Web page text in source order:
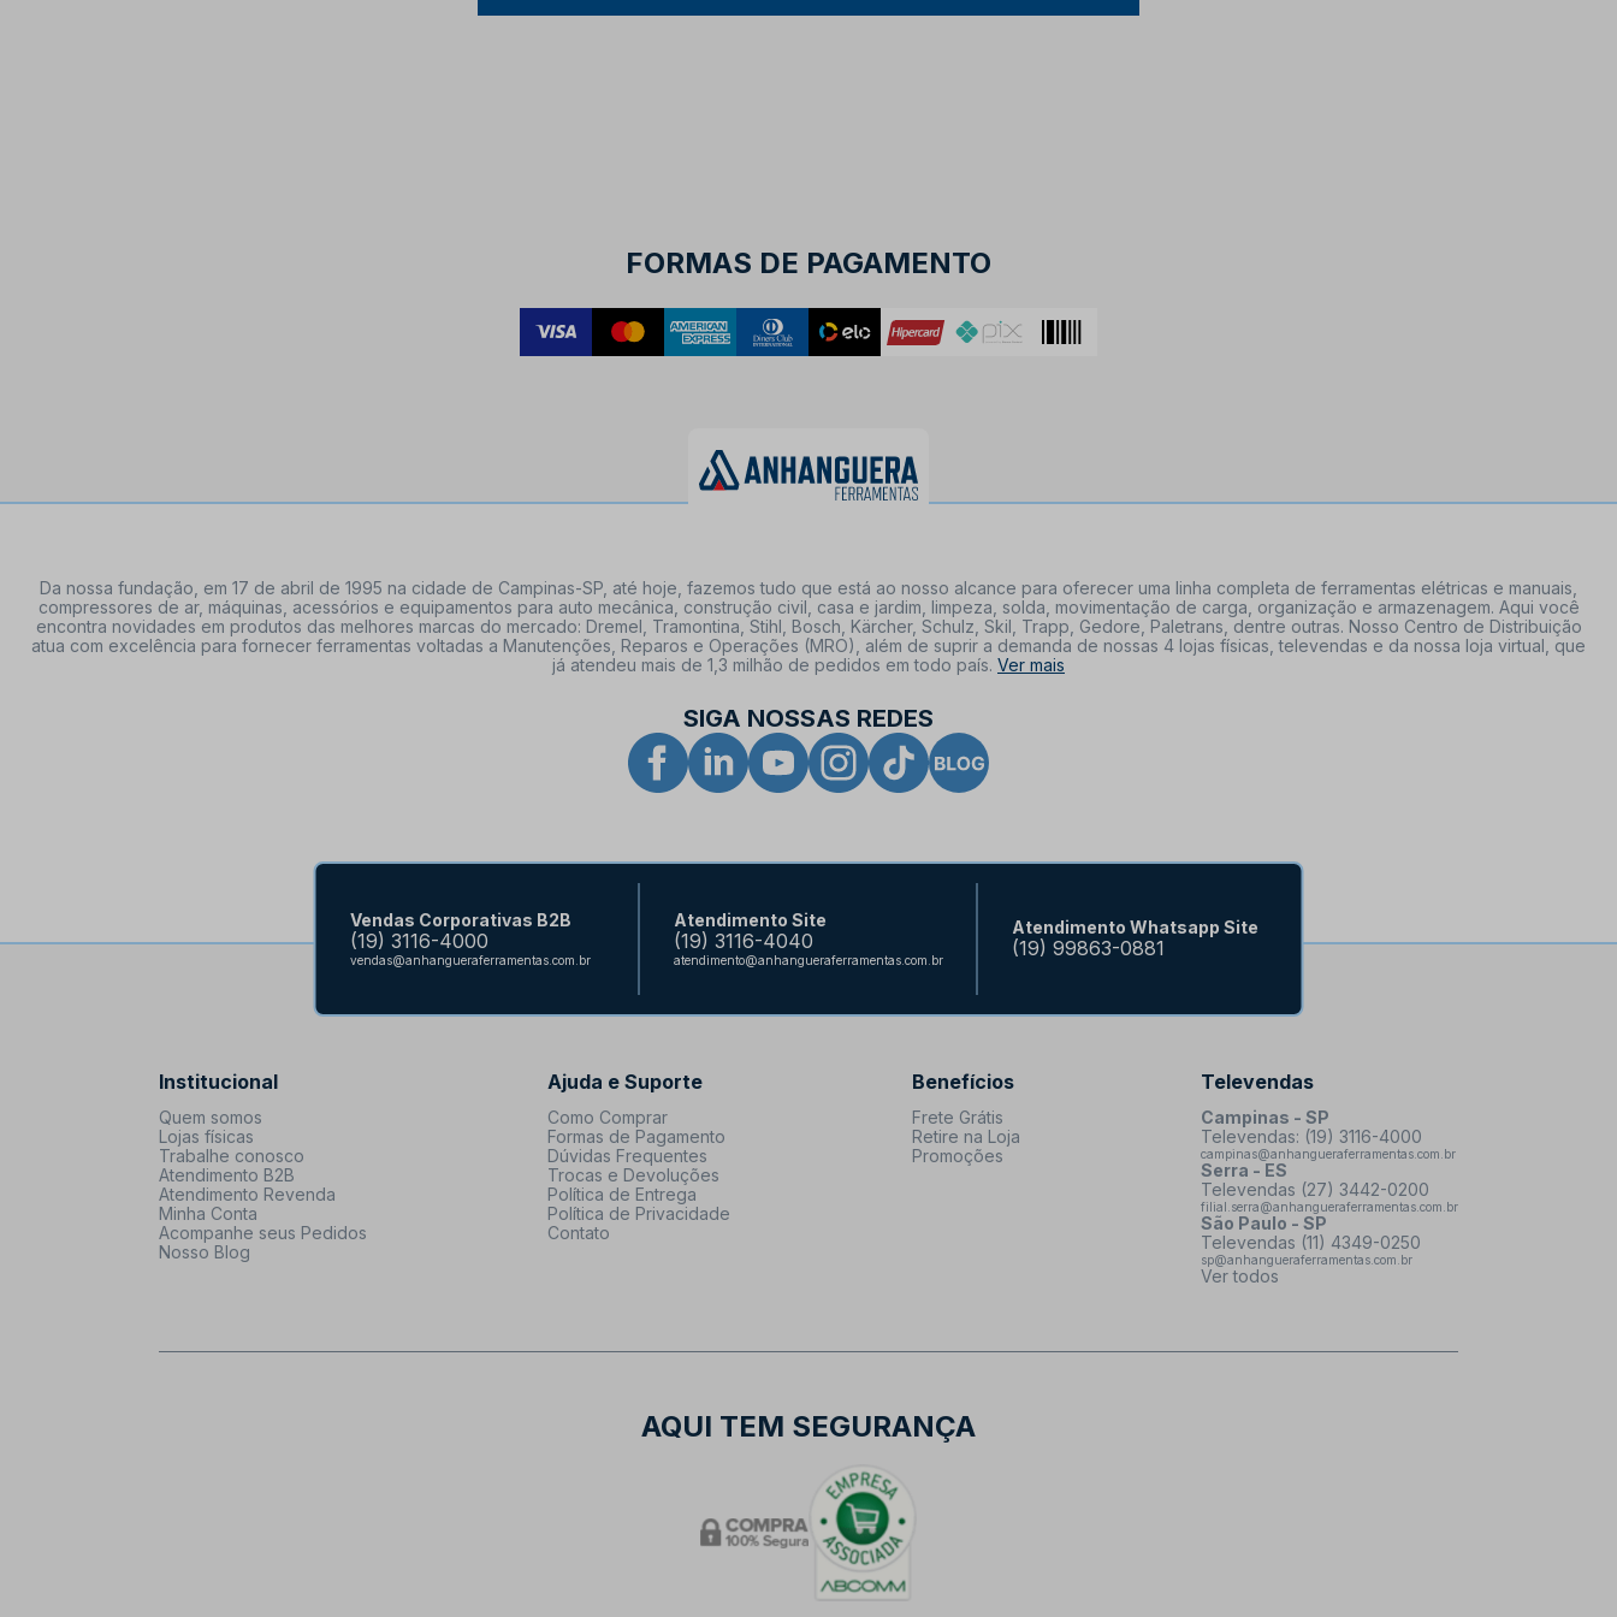
FORMAS DE PAGAMENTO
Da nossa fundação, em 17 de abril de 1995 na cidade de Campinas-SP, até hoje, fazemos tudo que está ao nosso alcance para oferecer uma linha completa de ferramentas elétricas e manuais,
compressores de ar, máquinas, acessórios e equipamentos para auto mecânica, construção civil, casa e jardim, limpeza, solda, movimentação de carga, organização e armazenagem. Aqui você
encontra novidades em produtos das melhores marcas do mercado: Dremel, Tramontina, Stihl, Bosch, Kärcher, Schulz, Skil, Trapp, Gedore, Paletrans, dentre outras. Nosso Centro de Distribuição
atua com excelência para fornecer ferramentas voltadas a Manutenções, Reparos e Operações (MRO), além de suprir a demanda de nossas 4 lojas físicas, televendas e da nossa loja virtual, que
já atendeu mais de 1,3 milhão de pedidos em todo país. Ver mais
SIGA NOSSAS REDES
Vendas Corporativas B2B
(19) 3116-4000
vendas@anhangueraferramentas.com.br
Atendimento Site
(19) 3116-4040
atendimento@anhangueraferramentas.com.br
Atendimento Whatsapp Site
(19) 99863-0881
Institucional
Quem somos
Lojas físicas
Trabalhe conosco
Atendimento B2B
Atendimento Revenda
Minha Conta
Acompanhe seus Pedidos
Nosso Blog
Ajuda e Suporte
Como Comprar
Formas de Pagamento
Dúvidas Frequentes
Trocas e Devoluções
Política de Entrega
Política de Privacidade
Contato
Benefícios
Frete Grátis
Retire na Loja
Promoções
Televendas
Campinas - SP
Televendas: (19) 3116-4000
campinas@anhangueraferramentas.com.br
Serra - ES
Televendas (27) 3442-0200
filial.serra@anhangueraferramentas.com.br
São Paulo - SP
Televendas (11) 4349-0250
sp@anhangueraferramentas.com.br
Ver todos
AQUI TEM SEGURANÇA